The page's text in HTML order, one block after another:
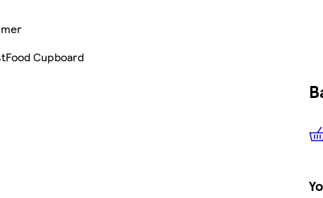
Food Cupboard